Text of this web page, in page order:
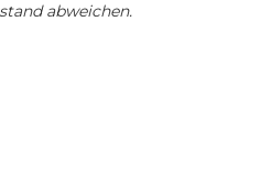
abweichen.